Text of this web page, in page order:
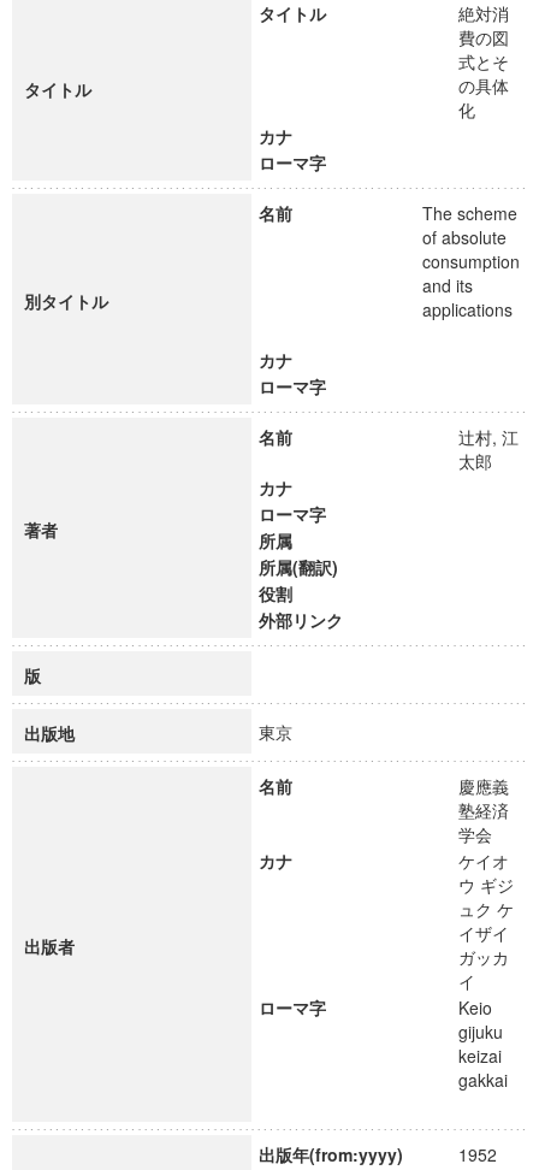
タイトル
タイトル
絶対消
費の図
式とそ
の具体
化
カナ
ローマ字
別タイトル
名前
The scheme
of absolute
consumption
and its
applications
カナ
ローマ字
著者
名前
辻村, 江
太郎
カナ
ローマ字
所属
所属(翻訳)
役割
外部リンク
版
出版地 東京
出版者
名前
慶應義
塾経済
学会
カナ
ケイオ
ウ ギジ
ュク ケ
イザイ
ガッカ
イ
ローマ字
Keio
gijuku
keizai
gakkai
出版年(from:yyyy)
1952